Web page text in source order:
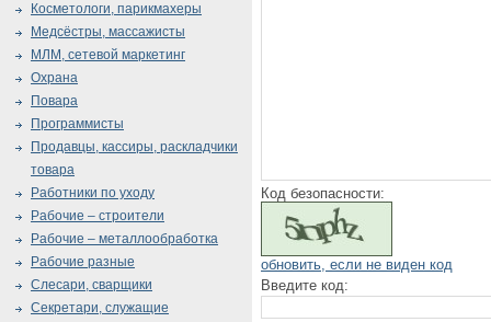
Код безопасности:
обновить, если не виден код
Введите код:
Косметологи, парикмахеры
Медсёстры, массажисты
МЛМ, сетевой маркетинг
Охрана
Повара
Программисты
Продавцы, кассиры, раскладчики
товара
Работники по уходу
Рабочие – строители
Рабочие – металлообработка
Рабочие разные
Слесари, сварщики
Секретари, служащие